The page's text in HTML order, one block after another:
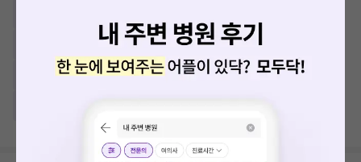
드림렌즈
안구건조증 IPL
아이링수술